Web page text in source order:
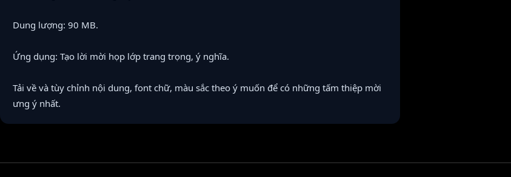
Dung lượng: 90 MB.
Ứng dụng: Tạo lời mời họp lớp trang trọng, ý nghĩa.
Tải về và tùy chỉnh nội dung, font chữ, màu sắc theo ý muốn để có những tấm thiệp mời
ưng ý nhất.